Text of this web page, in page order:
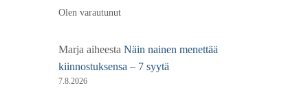
Olen varautunut
Marja aiheesta Näin nainen menettää
kiinnostuksensa – 7 syytä
7.8.2026